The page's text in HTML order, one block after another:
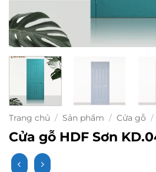
Trang chủ / Sản phẩm / Cửa gỗ /
Cửa gỗ HDF Sơn